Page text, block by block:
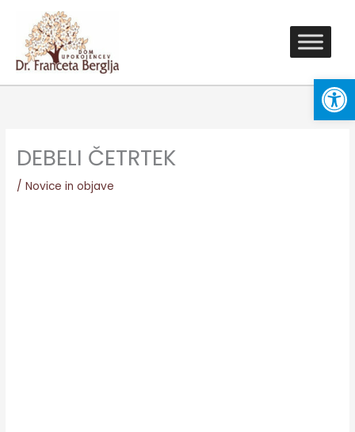
content
DEBELI ČETRTEK
/Novice in objave